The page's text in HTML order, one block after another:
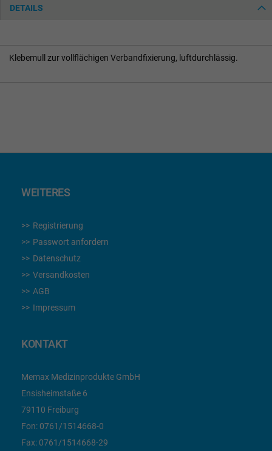
DETAILS
Klebemull zur vollflächigen Verbandfixierung, luftdurchlässig.
WEITERES
Registrierung
Passwort anfordern
Datenschutz
Versandkosten
AGB
Impressum
KONTAKT
Memax Medizinprodukte GmbH
Ensisheimstaße 6
79110 Freiburg
Fon: 0761/1514668-0
Fax: 0761/1514668-29